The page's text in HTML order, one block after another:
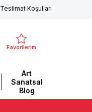
Teslimat Koşulları
Favorilerim
Art
Sanatsal
Blog